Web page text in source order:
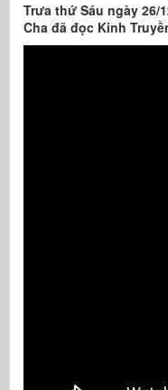
Trưa thứ Sáu ngày 26/
Cha đã đọc Kinh